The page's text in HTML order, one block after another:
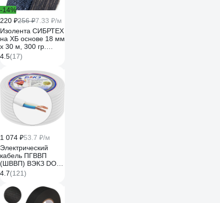
-14%
220 ₽256 ₽7.33 ₽/м
Изолента СИБРТЕХ
на ХБ основе 18 мм
х 30 м, 300 гр.
88762
4.5(17)
1 074 ₽53.7 ₽/м
Электрический
кабель ПГВВП
(ШВВП) ВЭКЗ DORI
2x1,5 мм2 ГОСТ
(20 м) 43829
VEKZ00261
4.7(121)